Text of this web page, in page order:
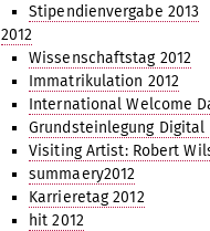
Stipendienvergabe 2013
2012
Wissenschaftstag 2012
Immatrikulation 2012
International Welcome
Grundsteinlegung Digital
Visiting Artist: Robert
summaery2012
Karrieretag 2012
hit 2012